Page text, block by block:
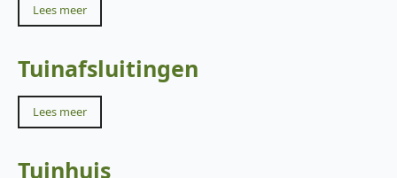
Lees meer
Tuinafsluitingen
Lees meer
Tuinhuis